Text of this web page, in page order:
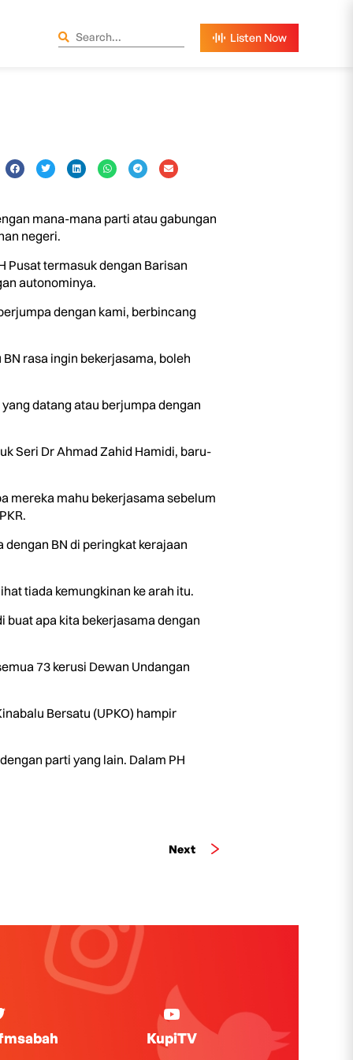
mana-mana parti atau gabungan
negeri.
Pusat termasuk dengan Barisan
autonominya.
dengan kami, berbincang
rasa ingin bekerjasama, boleh
datang atau berjumpa dengan
Seri Dr Ahmad Zahid Hamidi, baru-
mereka mahu bekerjasama sebelum
dengan BN di peringkat kerajaan
tiada kemungkinan ke arah itu.
buat apa kita bekerjasama dengan
73 kerusi Dewan Undangan
Bersatu (UPKO) hampir
parti yang lain. Dalam PH
Next
KupiTV